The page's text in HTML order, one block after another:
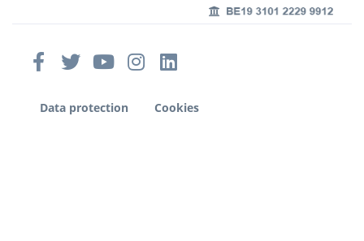
Data protection Cookies